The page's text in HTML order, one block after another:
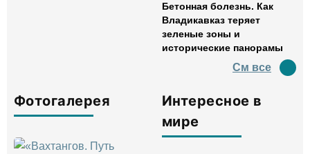
Бетонная болезнь. Как
Владикавказ теряет
зеленые зоны и
исторические панорамы
См все
Фотогалерея
Интересное в
мире